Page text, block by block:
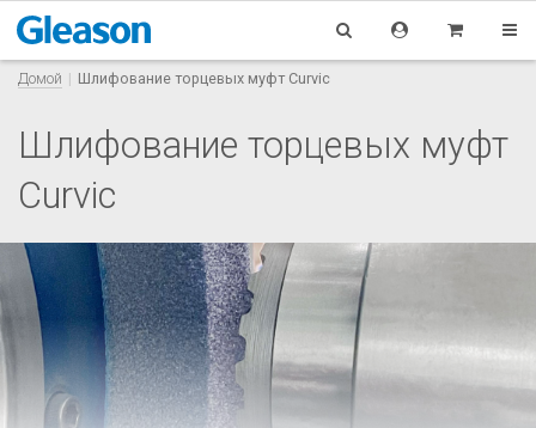
Домой Шлифование торцевых муфт Curvic
Шлифование торцевых муфт
Curvic